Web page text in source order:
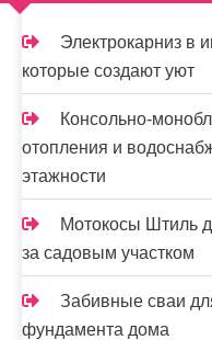
м
Электрокарниз в
которые создают уют
Консольно-
отопления и
этажности
Мотокосы Штиль
за садовым участком
Забивные сваи
фундамента дома